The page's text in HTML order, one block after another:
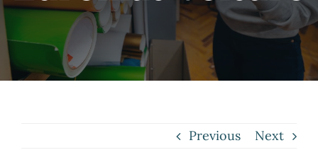
Contact
Previous Next